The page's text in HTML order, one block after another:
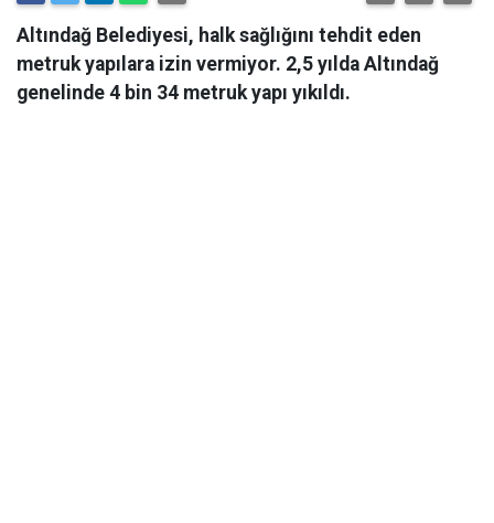
Altındağ Belediyesi, halk sağlığını tehdit eden
metruk yapılara izin vermiyor. 2,5 yılda Altındağ
genelinde 4 bin 34 metruk yapı yıkıldı.